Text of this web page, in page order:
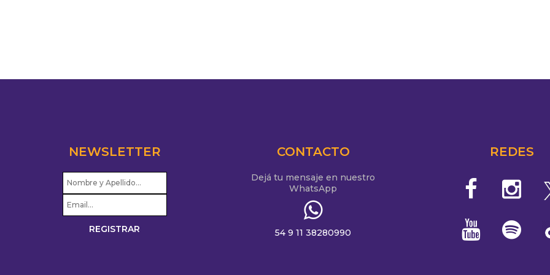
NEWSLETTER CONTACTO
Dejá tu mensaje en nuestro
WhatsApp
54 9 11 38280990
REDES